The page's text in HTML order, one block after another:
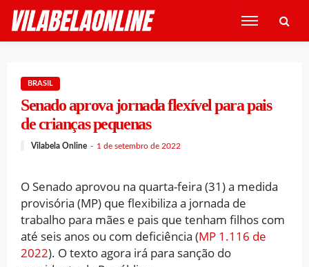
BRASIL
Senado aprova jornada flexível para pais
de crianças pequenas
Vilabela Online 1 de setembro de 2022
O Senado aprovou na quarta-feira (31) a medida
provisória (MP) que flexibiliza a jornada de
trabalho para mães e pais que tenham filhos com
até seis anos ou com deficiência (MP 1.116 de
2022). O texto agora irá para sanção do